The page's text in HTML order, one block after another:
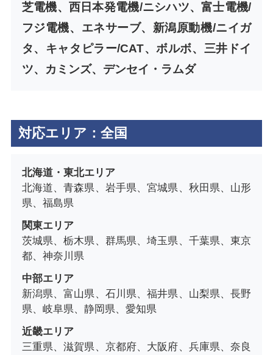
芝電機、西日本発電機/ニシハツ、富士電機/
フジ電機、エネサーブ、新潟原動機/ニイガ
タ、キャタピラー/CAT、ボルボ、三井ドイ
ツ、カミンズ、デンセイ・ラムダ
対応エリア：全国
北海道・東北エリア
北海道、青森県、岩手県、宮城県、秋田県、山形
県、福島県
関東エリア
茨城県、栃木県、群馬県、埼玉県、千葉県、東京
都、神奈川県
中部エリア
新潟県、富山県、石川県、福井県、山梨県、長野
県、岐阜県、静岡県、愛知県
近畿エリア
三重県、滋賀県、京都府、大阪府、兵庫県、奈良